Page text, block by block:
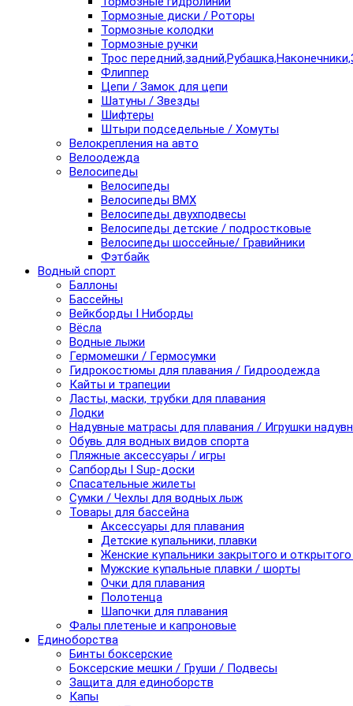
Тормозные диски / Роторы
Тормозные колодки
Тормозные ручки
Трос
Флиппер
Цепи / Замок для цепи
Шатуны / Звезды
Шифтеры
Штыри подседельные / Хомуты
Велокрепления на авто
Велоодежда
Велосипеды
Велосипеды
Велосипеды BMX
Велосипеды двухподвесы
Велосипеды детские / подростковые
Велосипеды шоссейные/ Гравийники
Фэтбайк
Водный спорт
Баллоны
Бассейны
Вейкборды I Ниборды
Вёсла
Водные лыжи
Гермомешки / Гермосумки
Гидрокостюмы для плавания / Гидроодежда
Кайты и трапеции
Ласты, маски, трубки для плавания
Лодки
Надувные матрасы для плавания / Игрушки
Обувь для водных видов спорта
Пляжные аксессуары / игры
Сапборды I Sup-доски
Спасательные жилеты
Сумки / Чехлы для водных лыж
Товары для бассейна
Аксессуары для плавания
Детские купальники, плавки
Женские купальники закрытого и
Мужские купальные плавки / шорты
Очки для плавания
Полотенца
Шапочки для плавания
Фалы плетеные и капроновые
Единоборства
Бинты боксерские
Боксерские мешки / Груши / Подвесы
Защита для единоборств
Капы